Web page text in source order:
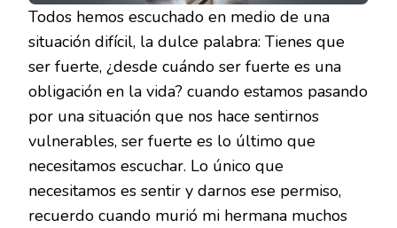
Todos hemos escuchado en medio de una
situación difícil, la dulce palabra: Tienes que
ser fuerte, ¿desde cuándo ser fuerte es una
obligación en la vida? cuando estamos pasando
por una situación que nos hace sentirnos
vulnerables, ser fuerte es lo último que
necesitamos escuchar. Lo único que
necesitamos es sentir y darnos ese permiso,
recuerdo cuando murió mi hermana muchos